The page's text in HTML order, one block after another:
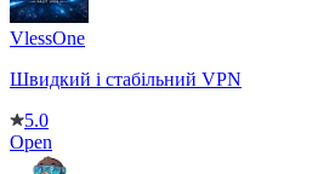
VlessOne
Швидкий і стабільний VPN
5.0
Open